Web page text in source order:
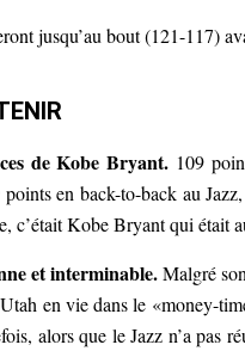
jusqu’au bout (121-117)
de Kobe Bryant. 109
points en back-to-back au
c’était Kobe Bryant qui était
et interminable.Malgré
en vie dans le «money-
alors que le Jazz n’a pas